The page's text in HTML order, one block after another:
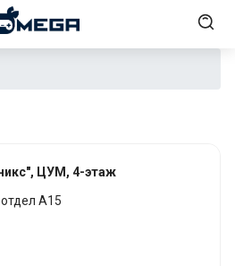
ЦУМ, 4-этаж
А15